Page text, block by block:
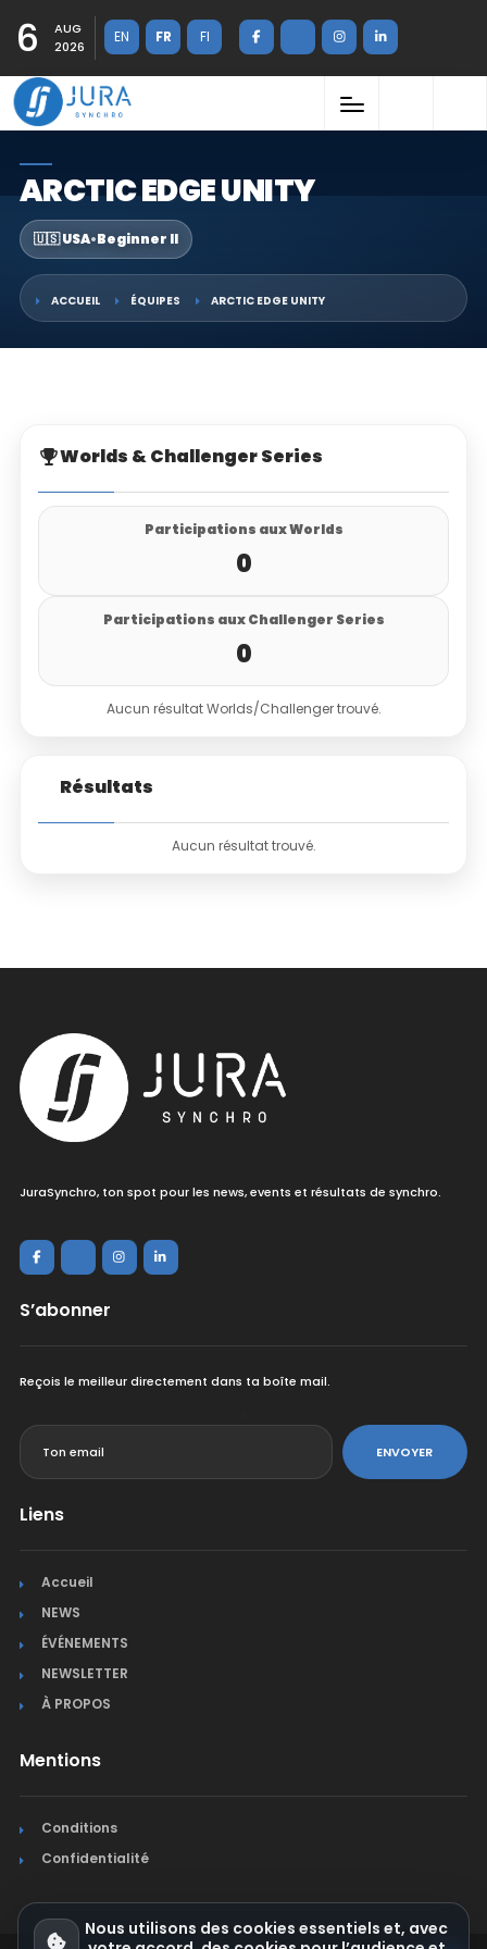
6
AUG
2026
EN FR FI
ARCTIC EDGE UNITY
🇺🇸 USA•Beginner II
ACCUEIL ÉQUIPES ARCTIC EDGE UNITY
Worlds & Challenger Series
Participations aux Worlds
0
Participations aux Challenger Series
0
Aucun résultat Worlds/Challenger trouvé.
Résultats
Aucun résultat trouvé.
JuraSynchro, ton spot pour les news, events et résultats de synchro.
S’abonner
Reçois le meilleur directement dans ta boîte mail.
ENVOYER
Liens
Accueil
NEWS
ÉVÉNEMENTS
NEWSLETTER
À PROPOS
Mentions
Conditions
Confidentialité
Nous utilisons des cookies essentiels et, avec